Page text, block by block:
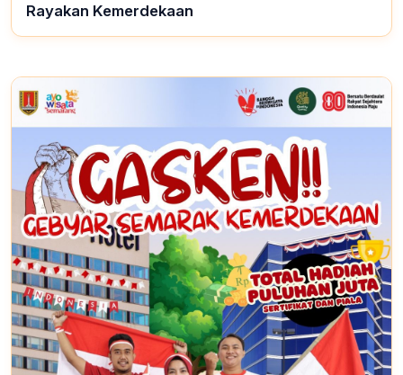
Rayakan Kemerdekaan